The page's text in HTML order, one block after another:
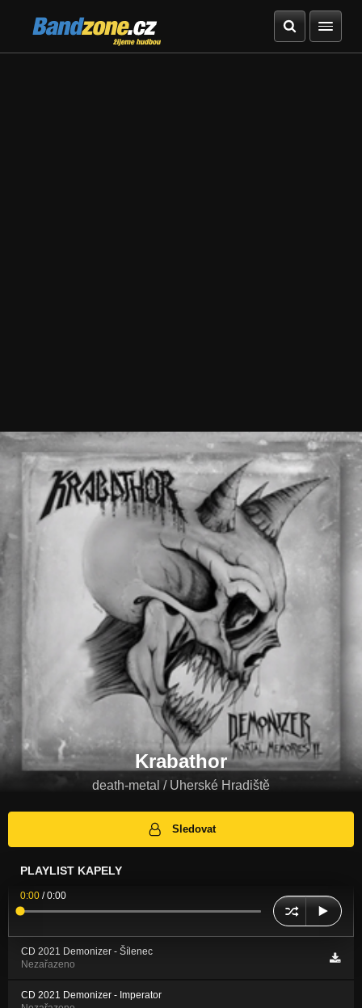
Bandzone.cz
žijeme hudbou
Krabathor
death-metal / Uherské Hradiště
Sledovat
PLAYLIST KAPELY
0:00 /0:00
CD 2021 Demonizer - Šílenec
Nezařazeno
CD 2021 Demonizer - Imperator